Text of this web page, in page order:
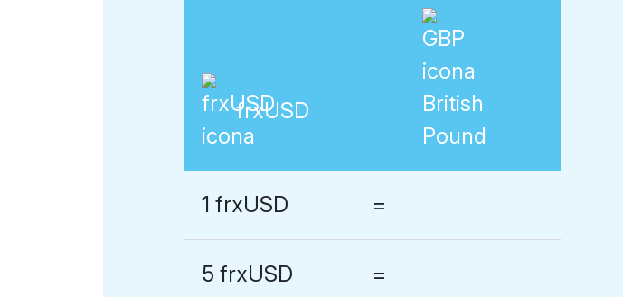
frxUSD
British
Pound
1 frxUSD =
5 frxUSD =